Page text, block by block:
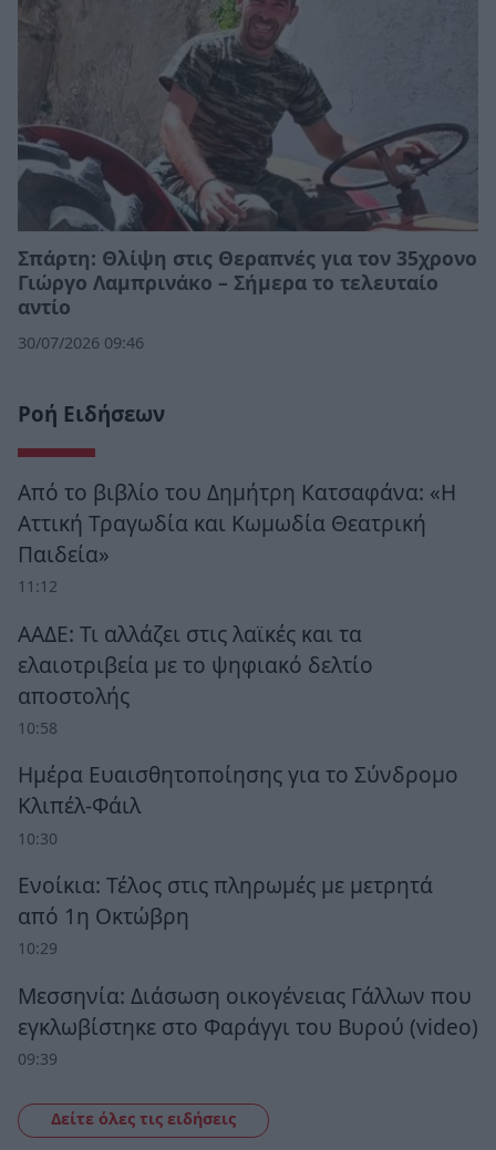
Σπάρτη: Θλίψη στις Θεραπνές για τον 35χρονο
Γιώργο Λαμπρινάκο – Σήμερα το τελευταίο
αντίο
30/07/2026 09:46
Ροή Ειδήσεων
Από το βιβλίο του Δημήτρη Κατσαφάνα: «Η
Αττική Τραγωδία και Κωμωδία Θεατρική
Παιδεία»
11:12
ΑΑΔΕ: Τι αλλάζει στις λαϊκές και τα
ελαιοτριβεία με το ψηφιακό δελτίο
αποστολής
10:58
Ημέρα Ευαισθητοποίησης για το Σύνδρομο
Κλιπέλ-Φάιλ
10:30
Ενοίκια: Τέλος στις πληρωμές με μετρητά
από 1η Οκτώβρη
10:29
Μεσσηνία: Διάσωση οικογένειας Γάλλων που
εγκλωβίστηκε στο Φαράγγι του Βυρού (video)
09:39
Δείτε όλες τις ειδήσεις